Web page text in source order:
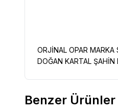
ORJİNAL OPAR MARKA
DOĞAN KARTAL
Benzer Ürünler